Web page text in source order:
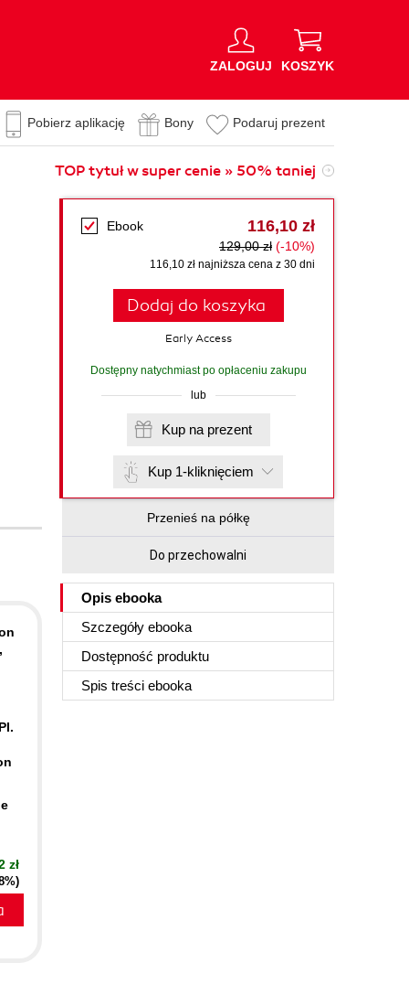
ZALOGUJ KOSZYK
Pobierz aplikację Bony Podaruj prezent
TOP tytuł w super cenie » 50% taniej
Ebook 116,10 zł
129,00 zł (-10%)
116,10 zł najniższa cena z 30 dni
Dodaj do koszyka
Early Access
Dostępny natychmiast po opłaceniu zakupu
lub
Kup na prezent
Kup 1-kliknięciem
Przenieś na półkę
Do przechowalni
Opis ebooka
Szczegóły ebooka
Dostępność produktu
Spis treści ebooka
zł